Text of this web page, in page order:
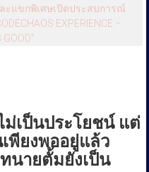
ะแขกพิเศษเปิดประสบการณ์
EXPERIENCE –
ม่เป็นประโยชน์ แต่
พียงพออยู่แล้ว
นายตั้มยังเป็น